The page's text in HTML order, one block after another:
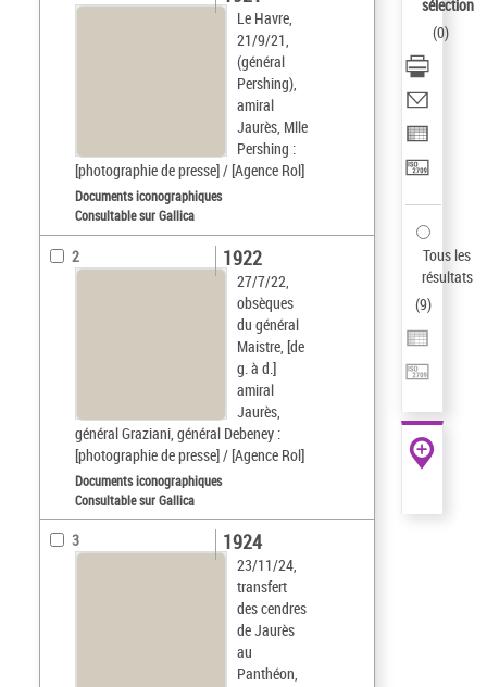
Le Havre,
21/9/21,
(général
Pershing),
amiral
Jaurès, Mlle
Pershing :
[photographie de presse] / [Agence Rol]
Documents iconographiques
Consultable sur Gallica
2
27/7/22,
obsèques
du général
Maistre, [de
g. à d.]
amiral
Jaurès,
général Graziani, général Debeney :
[photographie de presse] / [Agence Rol]
1922
Documents iconographiques
Consultable sur Gallica
3
23/11/24,
transfert
des cendres
de Jaurès
au
Panthéon,
1924
sélection
(0)
Tous les
résultats
(9)